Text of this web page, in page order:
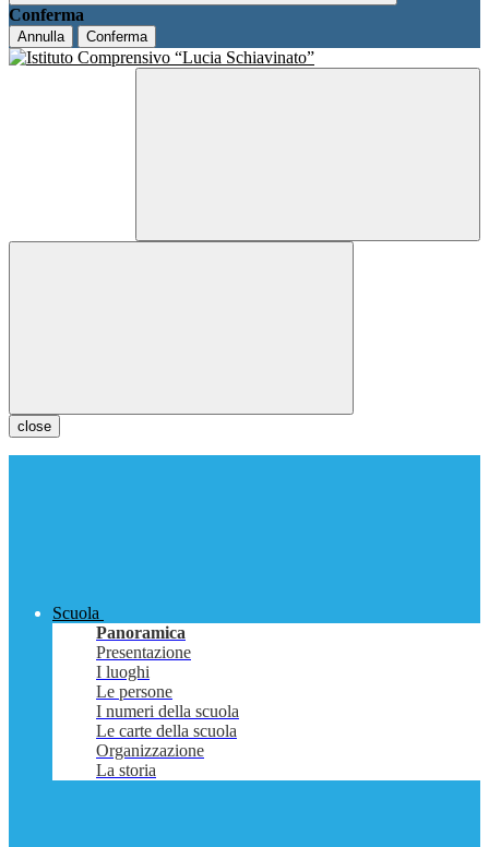
Conferma
Annulla Conferma
close
Scuola
Panoramica
Presentazione
I luoghi
Le persone
I numeri della scuola
Le carte della scuola
Organizzazione
La storia